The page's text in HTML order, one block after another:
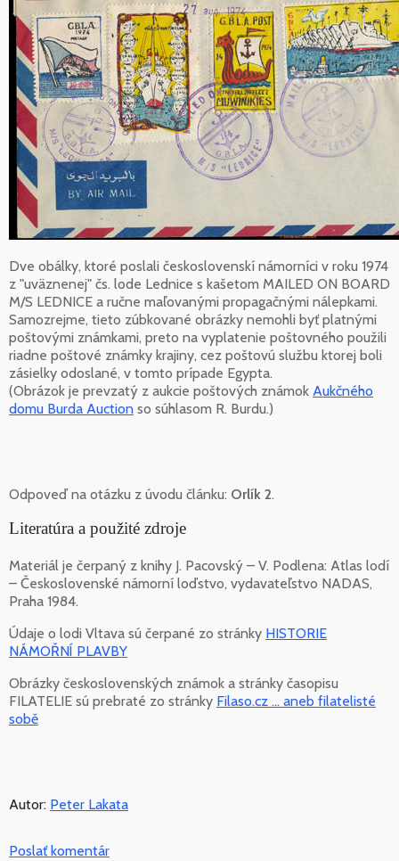
Dve obálky, ktoré poslali československí námorníci v roku 1974
z "uväznenej" čs. lode Lednice s kašetom MAILED ON BOARD
M/S LEDNICE a ručne maľovanými propagačnými nálepkami.
Samozrejme, tieto zúbkované obrázky nemohli byť platnými
poštovými známkami, preto na vyplatenie poštovného použili
riadne poštové známky krajiny, cez poštovú službu ktorej boli
zásielky odoslané, v tomto prípade Egypta.
(Obrázok je prevzatý z aukcie poštových známok Aukčného
domu Burda Auction so súhlasom R. Burdu.)
Odpoveď na otázku z úvodu článku: Orlík 2.
Literatúra a použité zdroje
Materiál je čerpaný z knihy J. Pacovský – V. Podlena: Atlas lodí
– Československé námorní loďstvo, vydavateľstvo NADAS,
Praha 1984.
Údaje o lodi Vltava sú čerpané zo stránky HISTORIE
NÁMOŘNÍ PLAVBY
Obrázky československých známok a stránky časopisu
FILATELIE sú prebraté zo stránky Filaso.cz ... aneb filatelisté
sobě
Autor: Peter Lakata
Poslať komentár